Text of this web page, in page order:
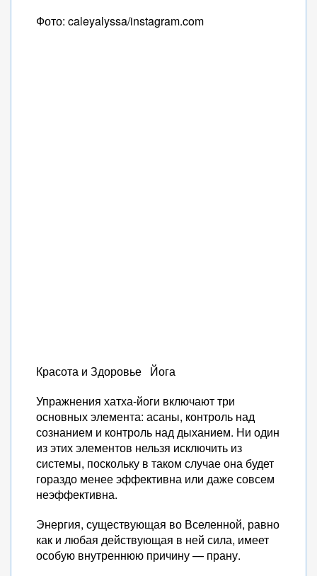
Фото: caleyalyssa/instagram.com
Красота и Здоровье Йога
Упражнения хатха-йоги включают три
основных элемента: асаны, контроль над
сознанием и контроль над дыханием. Ни один
из этих элементов нельзя исключить из
системы, поскольку в таком случае она будет
гораздо менее эффективна или даже совсем
неэффективна.
Энергия, существующая во Вселенной, равно
как и любая действующая в ней сила, имеет
особую внутреннюю причину — прану.